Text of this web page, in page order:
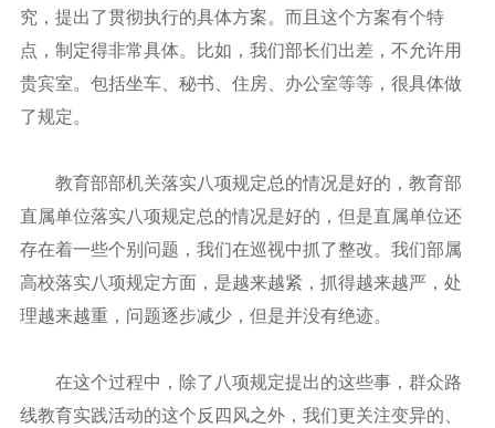
究，提出了贯彻执行的具体方案。而且这个方案有个特
点，制定得非常具体。比如，我们部长们出差，不允许用
贵宾室。包括坐车、秘书、住房、办公室等等，很具体做
了规定。
教育部部机关落实八项规定总的情况是好的，教育部
直属单位落实八项规定总的情况是好的，但是直属单位还
存在着一些个别问题，我们在巡视中抓了整改。我们部属
高校落实八项规定方面，是越来越紧，抓得越来越严，处
理越来越重，问题逐步减少，但是并没有绝迹。
在这个过程中，除了八项规定提出的这些事，群众路
线教育实践活动的这个反四风之外，我们更关注变异的、